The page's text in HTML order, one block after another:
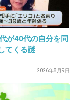
めでとう」と
が40代の自分を同
てくる謎
2026年8月9日